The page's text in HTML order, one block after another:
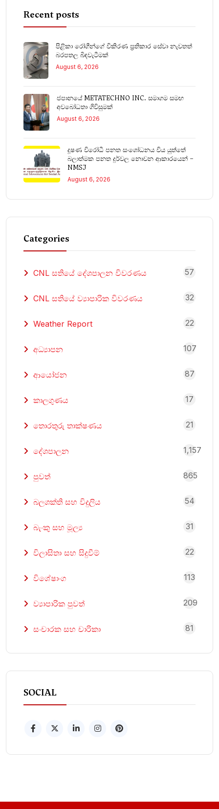
Recent posts
පිළිකා රෝගීන්ගේ විකිරණ ප්‍රතිකාර සේවා නැවතත්
බරපතල බිඳවැටීමක්
August 6, 2026
ජපානයේ METATECHNO INC. සමාගම සමඟ
අවබෝධතා ගිවිසුමක්
August 6, 2026
දූෂණ විරෝධී පනත සංශෝධනය විය යුත්තේ
බලාත්මක පනත දුර්වල නොවන ආකාරයෙන් –
NMSJ
August 6, 2026
Categories
CNL සතියේ දේශපාලන විවරණය 57
CNL සතියේ ව්‍යාපාරික විවරණය 32
Weather Report 22
අධ්‍යාපන 107
ආයෝජන 87
කාලගුණය 17
තොරතුරු තාක්ෂණය 21
දේශපාලන 1,157
පුවත් 865
බලශක්ති සහ විදුලිය 54
බැංකු සහ මූල්‍ය 31
විලාසිතා සහ සිදුවීම් 22
විශේෂාංග 113
ව්‍යාපාරික පුවත් 209
සංචාරක සහ චාරිකා 81
SOCIAL